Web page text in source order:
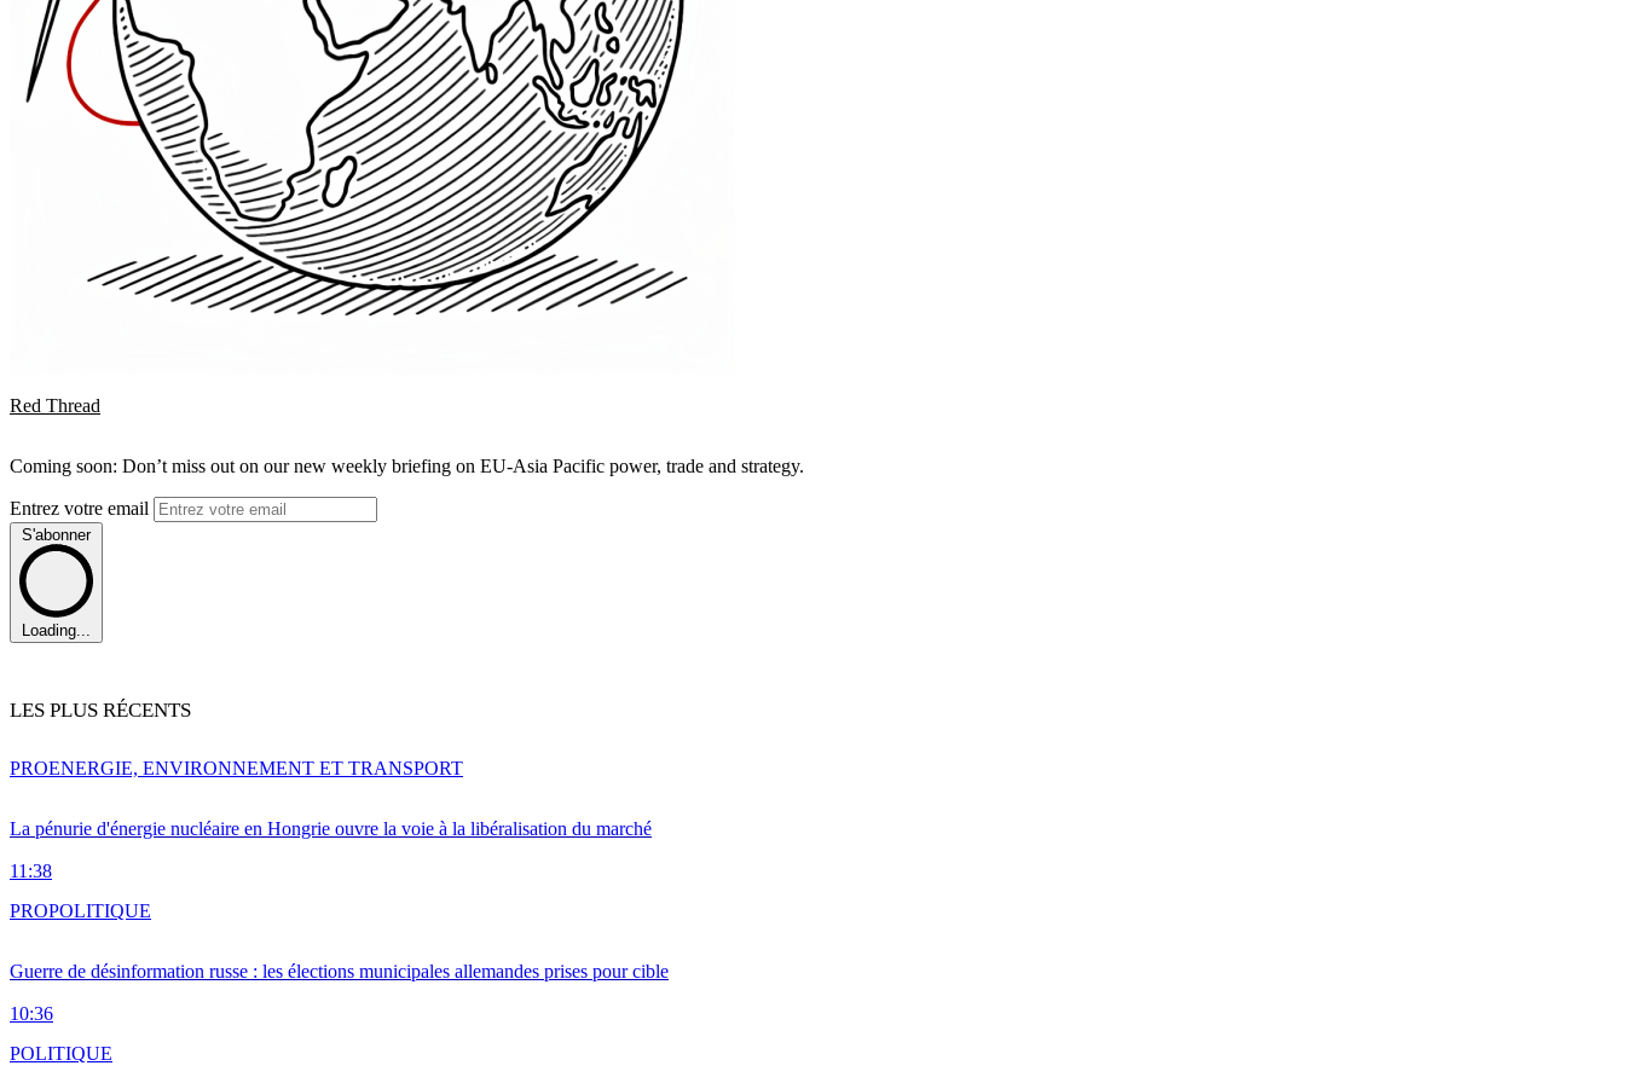
Red Thread
Coming soon: Don’t miss out on our new weekly briefing on EU-Asia Pacific power, trade and strategy.
Entrez votre email
S'abonner
Loading...
LES PLUS RÉCENTS
La pénurie d'énergie nucléaire en Hongrie ouvre la voie à la libéralisation du marché
11:38
PROENERGIE, ENVIRONNEMENT ET TRANSPORT
Guerre de désinformation russe : les élections municipales allemandes prises pour cible
10:36
PROPOLITIQUE
POLITIQUE